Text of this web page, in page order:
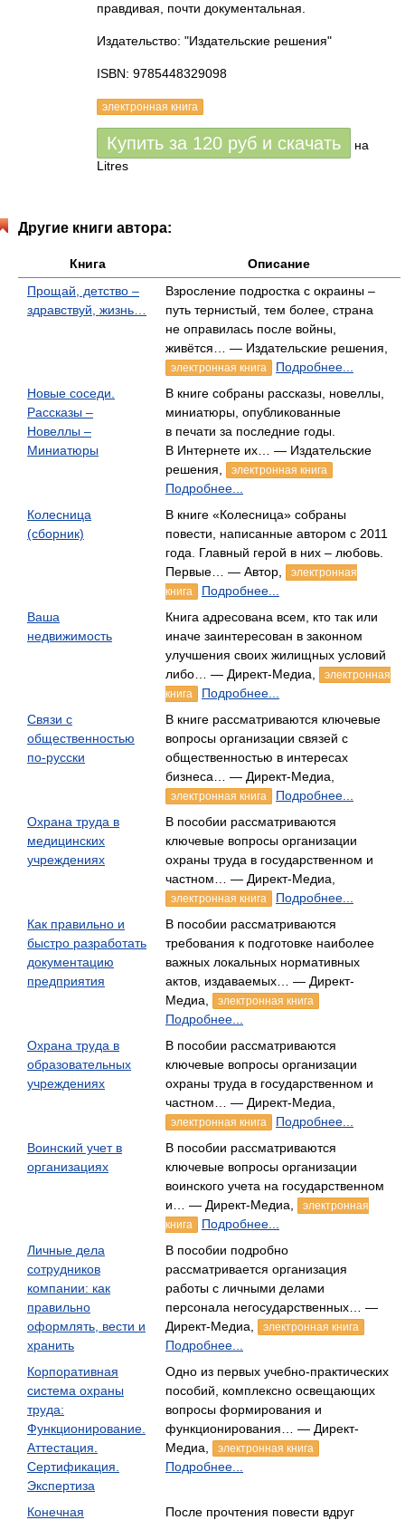
правдивая, почти документальная.
Издательство: "Издательские решения"
ISBN: 9785448329098
электронная книга
Купить за 120 руб и скачать
на
Litres
Другие книги автора:
Книга
Описание
Прощай, детство –
здравствуй, жизнь…
Взросление подростка с окраины –
путь тернистый, тем более, страна
не оправилась после войны,
живётся… — Издательские решения,
электронная книга
Подробнее...
Новые соседи.
Рассказы –
Новеллы –
Миниатюры
В книге собраны рассказы, новеллы,
миниатюры, опубликованные
в печати за последние годы.
В Интернете их… — Издательские
решения,
электронная книга
Подробнее...
Колесница
(сборник)
В книге «Колесница» собраны
повести, написанные автором с 2011
года. Главный герой в них – любовь.
Первые… — Автор,
электронная
книга
Подробнее...
Ваша
недвижимость
Книга адресована всем, кто так или
иначе заинтересован в законном
улучшения своих жилищных условий
либо… — Директ-Медиа,
электронная
книга
Подробнее...
Связи с
общественностью
по-русски
В книге рассматриваются ключевые
вопросы организации связей с
общественностью в интересах
бизнеса… — Директ-Медиа,
электронная книга
Подробнее...
Охрана труда в
медицинских
учреждениях
В пособии рассматриваются
ключевые вопросы организации
охраны труда в государственном и
частном… — Директ-Медиа,
электронная книга
Подробнее...
Как правильно и
быстро разработать
документацию
предприятия
В пособии рассматриваются
требования к подготовке наиболее
важных локальных нормативных
актов, издаваемых… — Директ-
Медиа,
электронная книга
Подробнее...
Охрана труда в
образовательных
учреждениях
В пособии рассматриваются
ключевые вопросы организации
охраны труда в государственном и
частном… — Директ-Медиа,
электронная книга
Подробнее...
Воинский учет в
организациях
В пособии рассматриваются
ключевые вопросы организации
воинского учета на государственном
и… — Директ-Медиа,
электронная
книга
Подробнее...
Личные дела
сотрудников
компании: как
правильно
оформлять, вести и
хранить
В пособии подробно
рассматривается организация
работы с личными делами
персонала негосударственных… —
Директ-Медиа,
электронная книга
Подробнее...
Корпоративная
система охраны
труда:
Функционирование.
Аттестация.
Сертификация.
Экспертиза
Одно из первых учебно-практических
пособий, комплексно освещающих
вопросы формирования и
функционирования… — Директ-
Медиа,
электронная книга
Подробнее...
Конечная
После прочтения повести вдруг